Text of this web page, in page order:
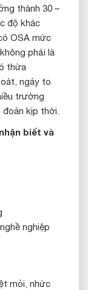
thành 30 –
độ khác
OSA mức
phải là
thừa
ngáy to
trường
kịp thời.
biết và
nghiệp
mỏi, nhức